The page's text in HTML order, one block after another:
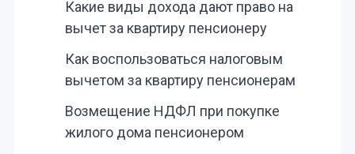
Какие виды дохода дают право на
вычет за квартиру пенсионеру
Как воспользоваться налоговым
вычетом за квартиру пенсионерам
Возмещение НДФЛ при покупке
жилого дома пенсионером